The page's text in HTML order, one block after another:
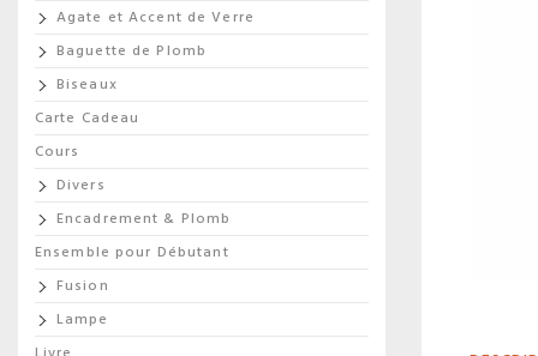
Agate et Accent de Verre
Baguette de Plomb
Biseaux
Carte Cadeau
Cours
Divers
Encadrement & Plomb
Ensemble pour Débutant
Fusion
Lampe